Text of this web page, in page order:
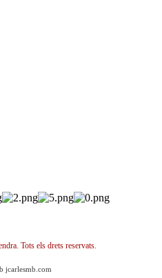
Tots els drets reservats.
jcarlesmb.com